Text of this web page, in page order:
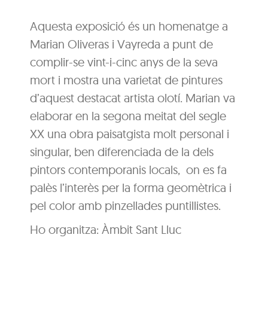
Aquesta exposició és un homenatge a
Marian Oliveras i Vayreda a punt de
complir-se vint-i-cinc anys de la seva
mort i mostra una varietat de pintures
d’aquest destacat artista olotí. Marian va
elaborar en la segona meitat del segle
XX una obra paisatgista molt personal i
singular, ben diferenciada de la dels
pintors contemporanis locals, on es fa
palès l’interès per la forma geomètrica i
pel color amb pinzellades puntillistes.
Ho organitza: Àmbit Sant Lluc